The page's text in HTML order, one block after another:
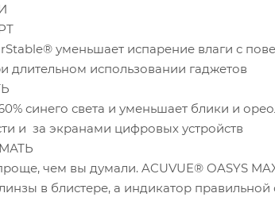
уменьшает испарение влаги с
длительном использовании гаджетов
синего света и уменьшает блики и
и за экранами цифровых устройств
чем вы думали. ACUVUE® OASYS
в блистере, а индикатор